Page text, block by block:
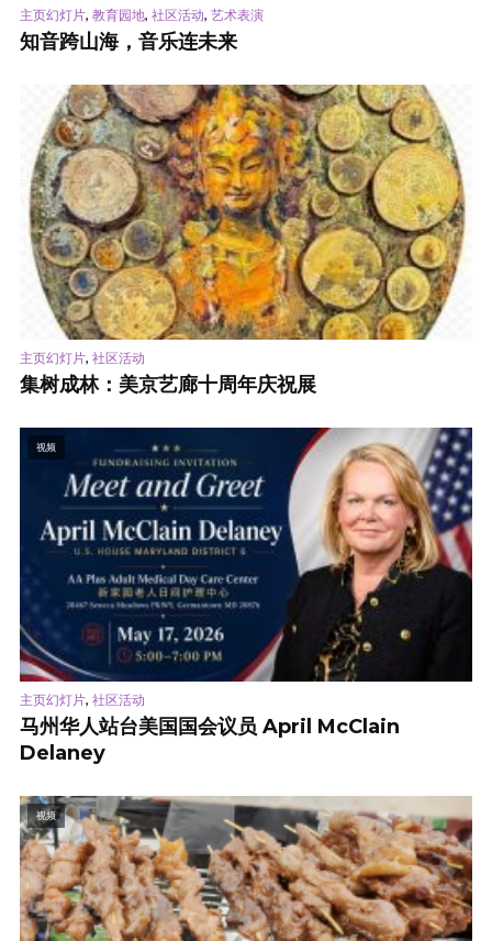
主页幻灯片, 教育园地, 社区活动, 艺术表演
知音跨山海，音乐连未来
主页幻灯片, 社区活动
集树成林：美京艺廊十周年庆祝展
视频
主页幻灯片, 社区活动
马州华人站台美国国会议员 April McClain
Delaney
视频